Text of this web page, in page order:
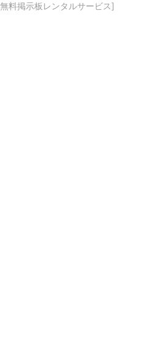
料掲示板レンタルサービス]